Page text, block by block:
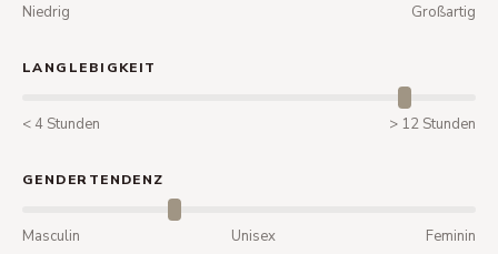
Niedrig Großartig
LANGLEBIGKEIT
< 4 Stunden > 12 Stunden
GENDERTENDENZ
Masculin Unisex Feminin